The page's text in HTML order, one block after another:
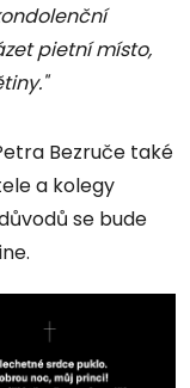
pietní místo,
Bezruče také
a kolegy
se bude